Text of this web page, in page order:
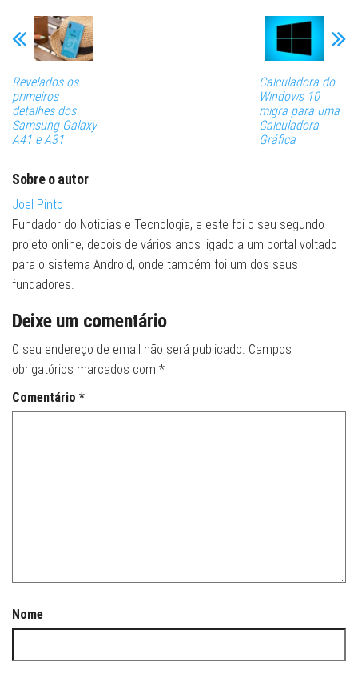
Revelados os
primeiros
detalhes dos
Samsung Galaxy
A41 e A31
Calculadora do
Windows 10
migra para uma
Calculadora
Gráfica
Sobre o autor
Joel Pinto
Fundador do Noticias e Tecnologia, e este foi o seu segundo
projeto online, depois de vários anos ligado a um portal voltado
para o sistema Android, onde também foi um dos seus
fundadores.
Deixe um comentário
O seu endereço de email não será publicado. Campos
obrigatórios marcados com *
Comentário *
Nome